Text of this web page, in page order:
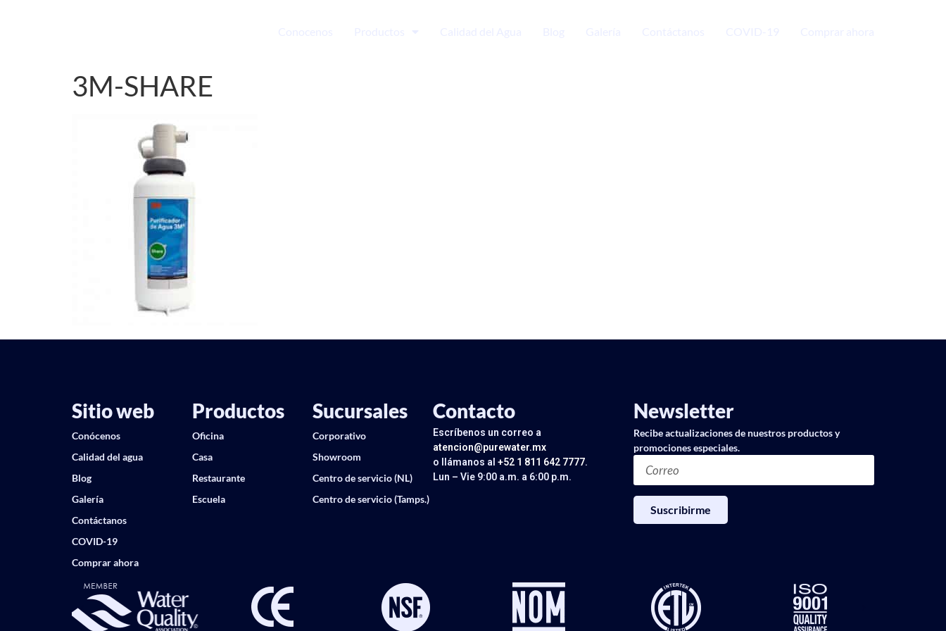
3M-SHARE
Sitio web
Conócenos
Calidad del agua
Blog
Galería
Contáctanos
COVID-19
Comprar ahora
Productos
Oficina
Casa
Restaurante
Escuela
Sucursales
Corporativo
Showroom
Centro de servicio (NL)
Centro de servicio (Tamps.)
Contacto
Escríbenos un correo a
atencion@purewater.mx
o llámanos al +52 1 811 642 7777.
Lun – Vie 9:00 a.m. a 6:00 p.m.
Newsletter
Recibe actualizaciones de nuestros productos y
promociones especiales.
Suscribirme